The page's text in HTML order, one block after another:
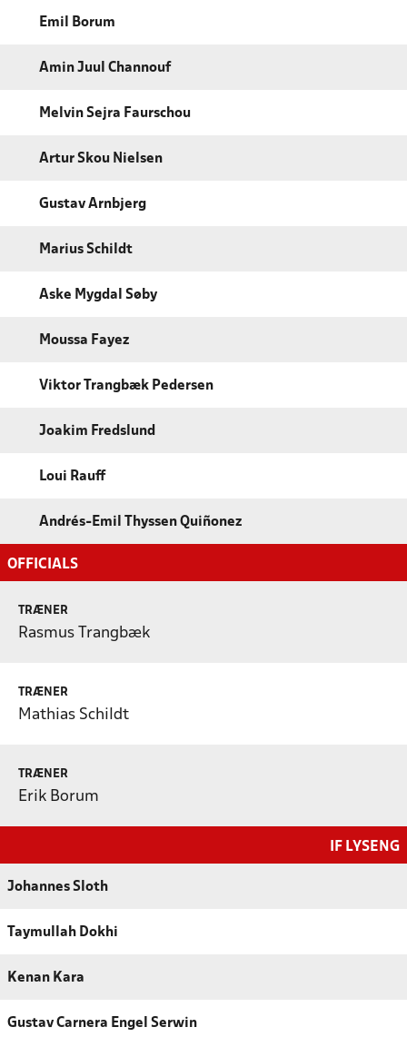
Emil Borum
Amin Juul Channouf
Melvin Sejra Faurschou
Artur Skou Nielsen
Gustav Arnbjerg
Marius Schildt
Aske Mygdal Søby
Moussa Fayez
Viktor Trangbæk Pedersen
Joakim Fredslund
Loui Rauff
Andrés-Emil Thyssen Quiñonez
OFFICIALS
TRÆNER
Rasmus Trangbæk
TRÆNER
Mathias Schildt
TRÆNER
Erik Borum
IF LYSENG
Johannes Sloth
Taymullah Dokhi
Kenan Kara
Gustav Carnera Engel Serwin